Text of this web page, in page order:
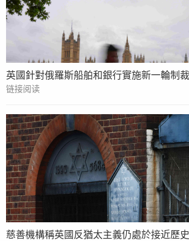
英國針對俄羅斯船舶和銀行實施新一輪制裁
链接阅读
慈善機構稱英國反猶太主義仍處於接近歷